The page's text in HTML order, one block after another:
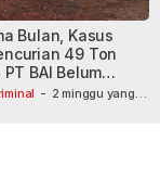
- 2 minggu yang
Bulan, Kasus
49 Ton
BAI Belum